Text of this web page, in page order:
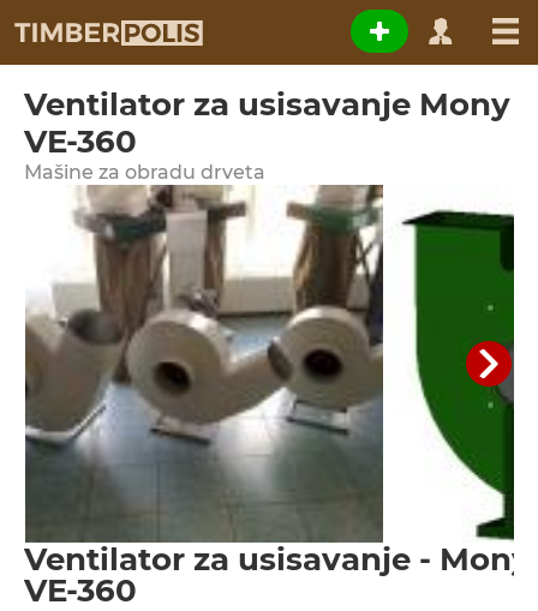
Ventilator za usisavanje Mony
VE-360
Мašine za obradu drveta
Ventilator za usisavanje - Mony
VE-360